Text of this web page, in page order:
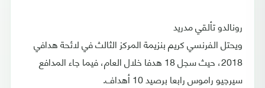
رونالدو تألقي مدريد
ويحتل الفرنسي كريم بنزيمة المركز الثالث في لائحة هدافي
2018، حيث سجل 18 هدفا خلال العام، فيما جاء المدافع
سيرجيو راموس رابعا برصيد 10 أهداف.